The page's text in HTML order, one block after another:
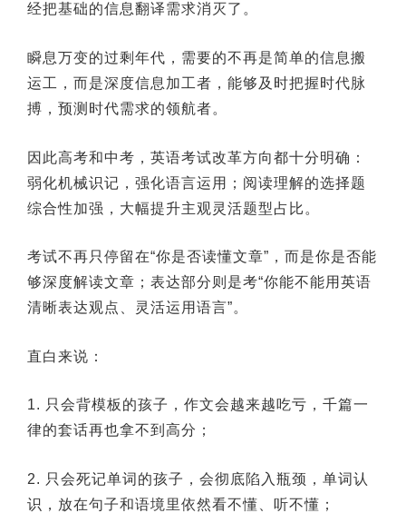
经把基础的信息翻译需求消灭了。
瞬息万变的过剩年代，需要的不再是简单的信息搬
运工，而是深度信息加工者，能够及时把握时代脉
搏，预测时代需求的领航者。
因此高考和中考，英语考试改革方向都十分明确：
弱化机械识记，强化语言运用；阅读理解的选择题
综合性加强，大幅提升主观灵活题型占比。
考试不再只停留在“你是否读懂文章”，而是你是否能
够深度解读文章；表达部分则是考“你能不能用英语
清晰表达观点、灵活运用语言”。
直白来说：
1. 只会背模板的孩子，作文会越来越吃亏，千篇一
律的套话再也拿不到高分；
2. 只会死记单词的孩子，会彻底陷入瓶颈，单词认
识，放在句子和语境里依然看不懂、听不懂；